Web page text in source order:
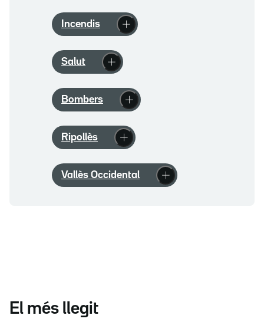
Incendis
Salut
Bombers
Ripollès
Vallès Occidental
El més llegit